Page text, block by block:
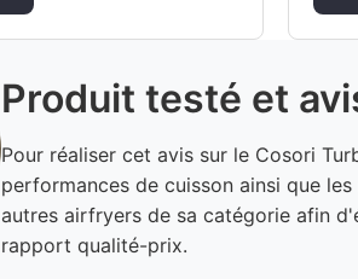
Produit testé et
Pour réaliser cet avis sur le Cosori
performances de cuisson ainsi que
autres airfryers de sa catégorie afin
rapport qualité-prix.